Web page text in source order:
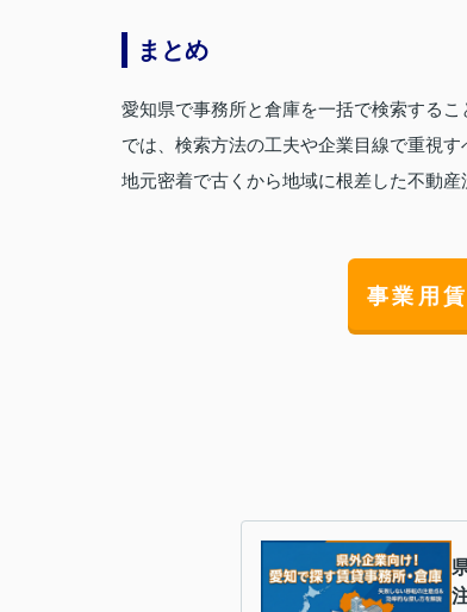
まとめ
愛知県で事務所と倉庫を一括で検索する
では、検索方法の工夫や企業目線で重視
地元密着で古くから地域に根差した不動
事業用